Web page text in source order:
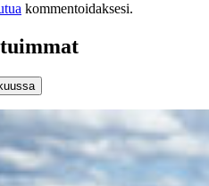
kommentoidaksesi.